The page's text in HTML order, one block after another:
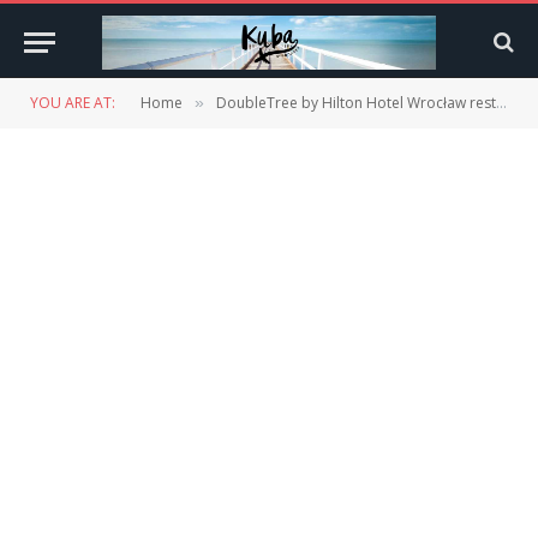
YOU ARE AT: Home » DoubleTree by Hilton Hotel Wrocław restauracja OVO – tapas